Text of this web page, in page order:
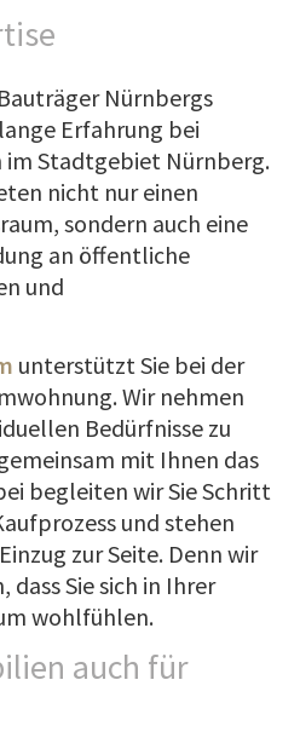
Nürnbergs
Erfahrung bei
Stadtgebiet Nürnberg.
nicht nur einen
sondern auch eine
an öffentliche
und
unterstützt Sie bei der
Wir nehmen
Bedürfnisse zu
mit Ihnen das
begleiten wir Sie Schritt
und stehen
zur Seite. Denn wir
Sie sich in Ihrer
wohlfühlen.
auch für